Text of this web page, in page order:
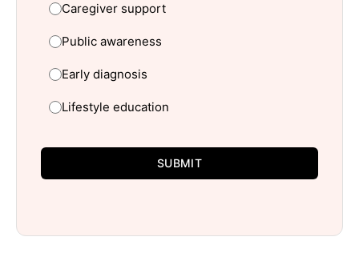
Caregiver support
Public awareness
Early diagnosis
Lifestyle education
SUBMIT